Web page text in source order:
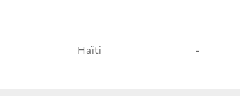
Haïti -